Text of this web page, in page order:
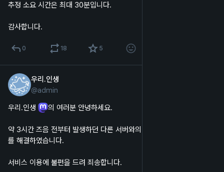
추정 소요 시간은 최대 30분입니다.
감사합니다.
0 18 5
우리.인생
@admin
우리.인생
의 여러분 안녕하세요.
약 3시간 즈음 전부터 발생하던 다른 서버와의 통신 오류를 확인하여 이
를 해결하였습니다.
서비스 이용에 불편을 드려 죄송합니다.